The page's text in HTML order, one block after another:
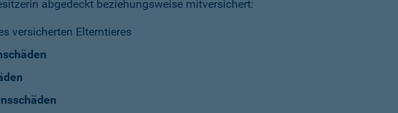
abgedeckt beziehungsweise mitversichert:
versicherten Elterntieres